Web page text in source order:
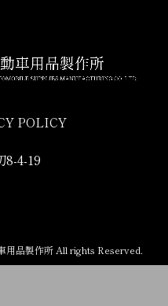
POLICY
4-19
用品製作所 All rights Reserved.